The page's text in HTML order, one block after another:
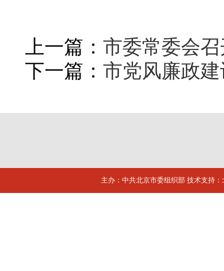
上一篇： 市委常委会
下一篇： 市党风廉政
主办：中共北京市委组织部 技术支持